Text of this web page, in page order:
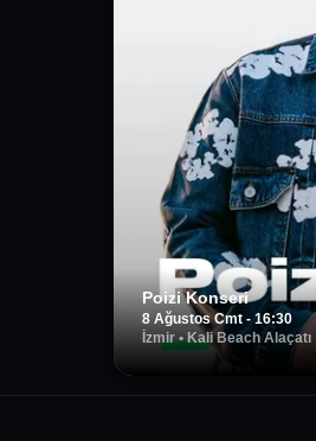
Poizi Konseri
8 Ağustos Cmt - 16:30
İzmir•Kali Beach Alaçatı